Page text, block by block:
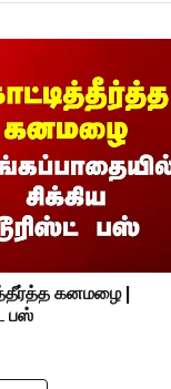
கனமழை |
பஸ்